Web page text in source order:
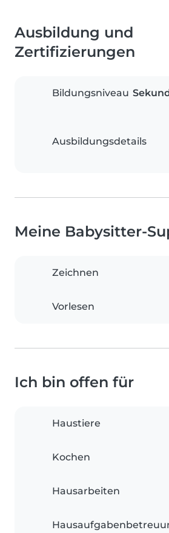
Ausbildung und
Zertifizierungen
Bildungsniveau
Ausbildungsdetails
Meine Babysitter-
Zeichnen
Vorlesen
Ich bin offen für
Haustiere
Kochen
Hausarbeiten